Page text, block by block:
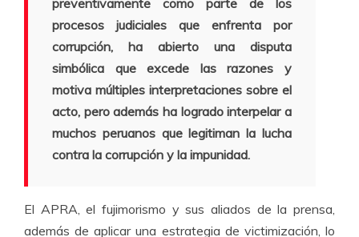
procesos judiciales que enfrenta por
corrupción, ha abierto una disputa
simbólica que excede las razones y
motiva múltiples interpretaciones sobre el
acto, pero además ha logrado interpelar a
muchos peruanos que legitiman la lucha
contra la corrupción y la impunidad.
El APRA, el fujimorismo y sus aliados de la prensa,
además de aplicar una estrategia de victimización, lo